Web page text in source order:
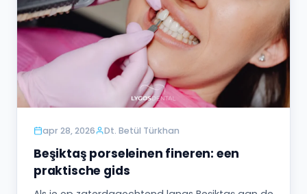
apr 28, 2026 Dt. Betül Türkhan
Beşiktaş porseleinen fineren: een
praktische gids